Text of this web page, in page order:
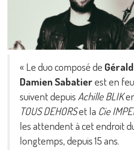
« Le duo composé de
Damien Sabatierest en
suivent depuis Achille BLIK
TOUS DEHORSet la Cie
les attendent à cet endroit
longtemps, depuis 15 ans.